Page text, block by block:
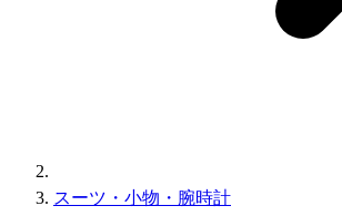
スーツ・小物・腕時計